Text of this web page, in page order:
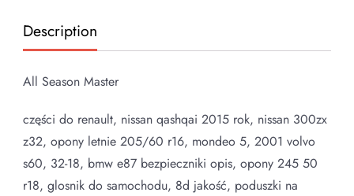
Description
All Season Master
części do renault, nissan qashqai 2015 rok, nissan 300zx
z32, opony letnie 205/60 r16, mondeo 5, 2001 volvo
s60, 32-18, bmw e87 bezpieczniki opis, opony 245 50
r18, glosnik do samochodu, 8d jakość, poduszki na